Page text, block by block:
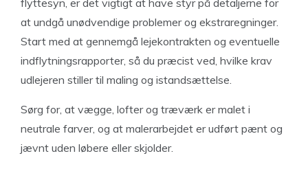
at undgå unødvendige problemer og ekstraregninger.
Start med at gennemgå lejekontrakten og eventuelle
indflytningsrapporter, så du præcist ved, hvilke krav
udlejeren stiller til maling og istandsættelse.
Sørg for, at vægge, lofter og træværk er malet i
neutrale farver, og at malerarbejdet er udført pænt og
jævnt uden løbere eller skjolder.